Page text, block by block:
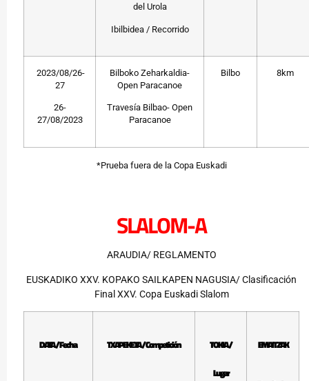
del Urola
Ibilbidea / Recorrido
2023/08/26-
27
26-
27/08/2023
Bilboko Zeharkaldia-
Open Paracanoe
Travesía Bilbao- Open
Paracanoe
Bilbo 8km
*Prueba fuera de la Copa Euskadi
SLALOM-A
ARAUDIA/ REGLAMENTO
EUSKADIKO XXV. KOPAKO SAILKAPEN NAGUSIA/ Clasificación
Final XXV. Copa Euskadi Slalom
DATA / Fecha TXAPEKETA / Competición TOKIA /
Lugar
EMAITZAK